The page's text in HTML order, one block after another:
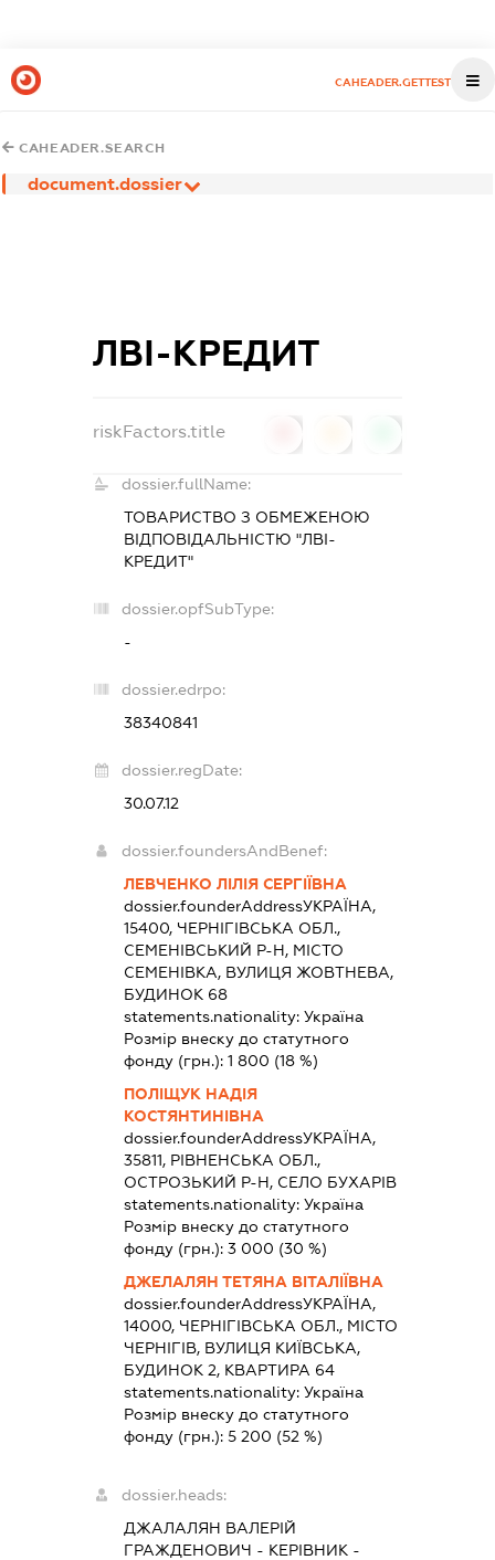
CAHEADER.GETTEST
CAHEADER.SEARCH
document.dossier
ЛВІ-КРЕДИТ
riskFactors.title
dossier.fullName:
ТОВАРИСТВО З ОБМЕЖЕНОЮ
ВІДПОВІДАЛЬНІСТЮ "ЛВІ-
КРЕДИТ"
dossier.opfSubType:
-
dossier.edrpo:
38340841
dossier.regDate:
30.07.12
dossier.foundersAndBenef:
ЛЕВЧЕНКО ЛІЛІЯ СЕРГІЇВНА
dossier.founderAddressУКРАЇНА,
15400, ЧЕРНІГІВСЬКА ОБЛ.,
СЕМЕНІВСЬКИЙ Р-Н, МІСТО
СЕМЕНІВКА, ВУЛИЦЯ ЖОВТНЕВА,
БУДИНОК 68
statements.nationality:Україна
Розмір внеску до статутного
фонду (грн.):1 800 (18 %)
ПОЛІЩУК НАДІЯ
КОСТЯНТИНІВНА
dossier.founderAddressУКРАЇНА,
35811, РІВНЕНСЬКА ОБЛ.,
ОСТРОЗЬКИЙ Р-Н, СЕЛО БУХАРІВ
statements.nationality:Україна
Розмір внеску до статутного
фонду (грн.):3 000 (30 %)
ДЖЕЛАЛЯН ТЕТЯНА ВІТАЛІЇВНА
dossier.founderAddressУКРАЇНА,
14000, ЧЕРНІГІВСЬКА ОБЛ., МІСТО
ЧЕРНІГІВ, ВУЛИЦЯ КИЇВСЬКА,
БУДИНОК 2, КВАРТИРА 64
statements.nationality:Україна
Розмір внеску до статутного
фонду (грн.):5 200 (52 %)
dossier.heads:
ДЖАЛАЛЯН ВАЛЕРІЙ
ГРАЖДЕНОВИЧ - КЕРІВНИК -